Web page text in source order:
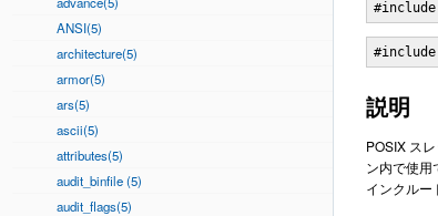
ANSI(5)
architecture(5)
armor(5)
ars(5)
ascii(5)
attributes(5)
audit_binfile (5)
audit_flags(5)
#include
説明
POSIX ス
ン内で使用
インクルー